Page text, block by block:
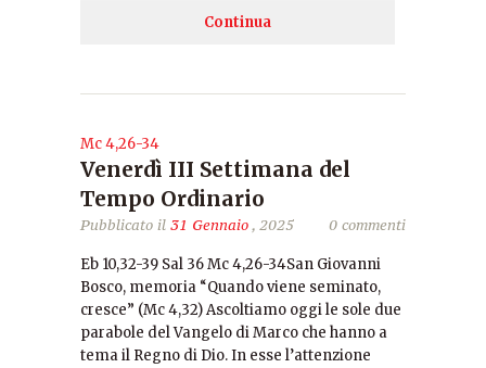
Continua
Mc 4,26-34
Venerdì III Settimana del
Tempo Ordinario
Pubblicato il 31 Gennaio, 2025 0 commenti
Eb 10,32-39 Sal 36 Mc 4,26-34San Giovanni
Bosco, memoria “Quando viene seminato,
cresce” (Mc 4,32) Ascoltiamo oggi le sole due
parabole del Vangelo di Marco che hanno a
tema il Regno di Dio. In esse l’attenzione